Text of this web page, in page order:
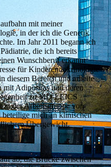
mit meiner
in der ich die Genetik
Im Jahr 2011 begann ich
die ich bereits
Wunschberuf erkannt
für Kinderendokrinologie
diesem Bereich und arbeite
Adipositas und deren
zu MD-LEICS
in der Arbeitsgruppe von
mich an klinischen
Übergewicht.
ab, die Brücke zwischen